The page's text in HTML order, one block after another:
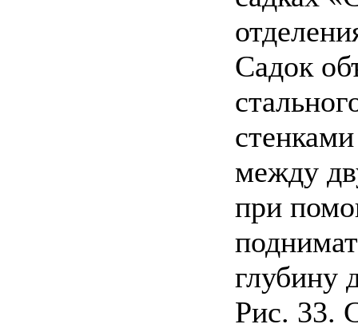
Садок
между
при
глубину
Рис. 33.